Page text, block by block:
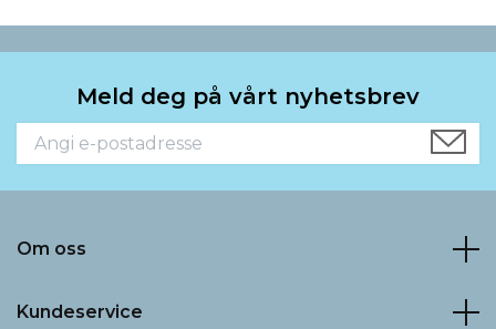
Meld deg på vårt nyhetsbrev
Om oss
Kundeservice